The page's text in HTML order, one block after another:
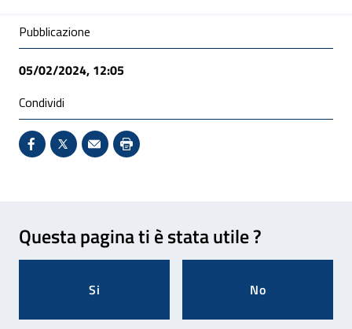
Condivisione social
Pubblicazione
05/02/2024, 12:05
Condividi
Condividi su Facebook - Sito esterno - Apertura in
X - Sito esterno - Apertura in nuova finestra
Invio Mail: apre il programma di posta
Stampa pagina: scelta meno
Questa pagina ti è stata utile ?
Si No